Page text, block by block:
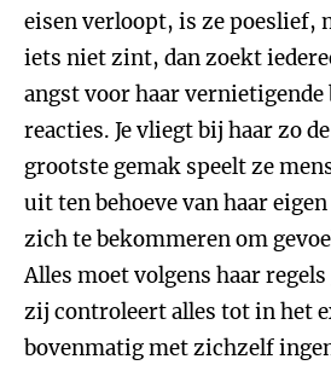
eisen verloopt, is ze poeslief,
iets niet zint, dan zoekt
angst voor haar vernietigende
reacties. Je vliegt bij haar zo
grootste gemak speelt ze
uit ten behoeve van haar
zich te bekommeren om
Alles moet volgens haar
zij controleert alles tot in het
bovenmatig met zichzelf